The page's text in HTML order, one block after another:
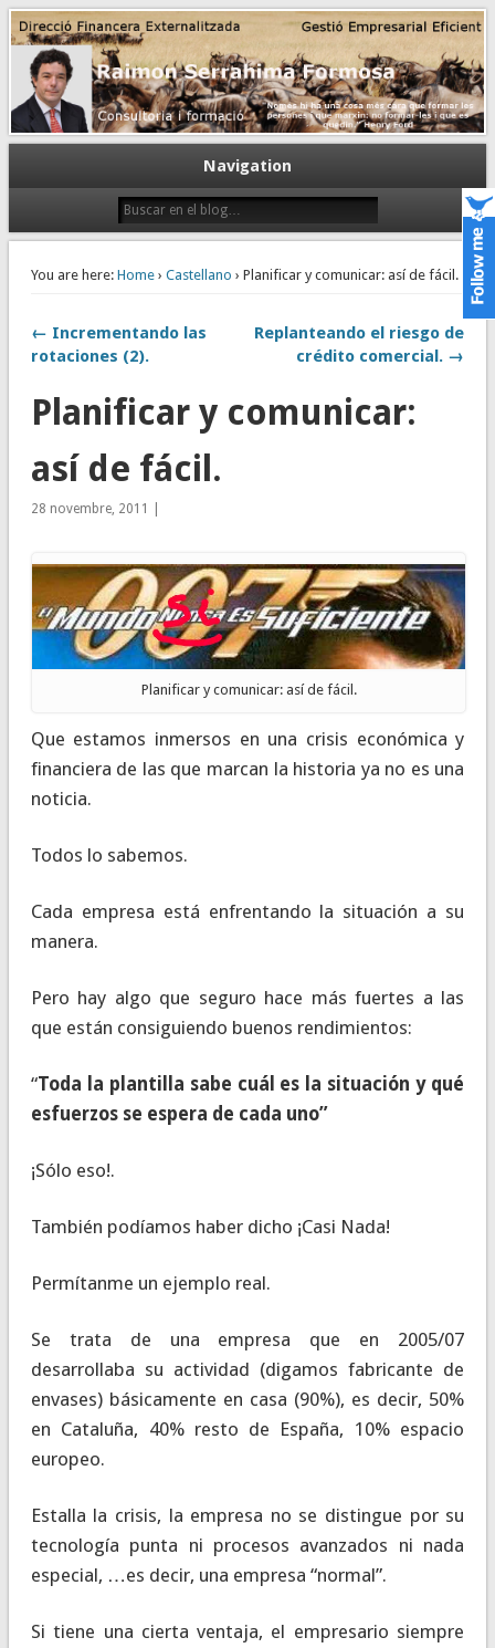
Dirección financiera de la PyME
Gestión empresarial eficiente. Dirección financiera externalizada.
Navigation
You are here: Home› Castellano › Planificar y comunicar: así de fácil.
← Incrementando las
rotaciones (2).
Replanteando el riesgo de
crédito comercial. →
Planificar y comunicar:
así de fácil.
28 novembre, 2011 |
Planificar y comunicar: así de fácil.
Que estamos inmersos en una crisis económica y
financiera de las que marcan la historia ya no es una
noticia.
Todos lo sabemos.
Cada empresa está enfrentando la situación a su
manera.
Pero hay algo que seguro hace más fuertes a las
que están consiguiendo buenos rendimientos:
“Toda la plantilla sabe cuál es la situación y qué
esfuerzos se espera de cada uno”
¡Sólo eso!.
También podíamos haber dicho ¡Casi Nada!
Permítanme un ejemplo real.
Se trata de una empresa que en 2005/07
desarrollaba su actividad (digamos fabricante de
envases) básicamente en casa (90%), es decir, 50%
en Cataluña, 40% resto de España, 10% espacio
europeo.
Estalla la crisis, la empresa no se distingue por su
tecnología punta ni procesos avanzados ni nada
especial, …es decir, una empresa “normal”.
Si tiene una cierta ventaja, el empresario siempre